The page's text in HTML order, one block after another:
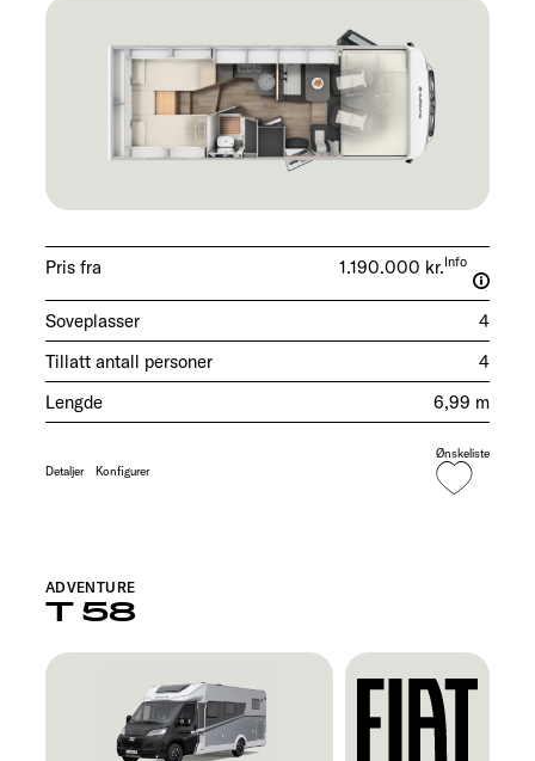
Pris fra 1.190.000 kr.Info
Soveplasser
4
Tillatt antall personer
4
Lengde
6,99 m
Detaljer Konfigurer
Ønskeliste
T 58
ADVENTURE